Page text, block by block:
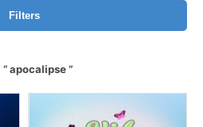
Filters
apocalipse